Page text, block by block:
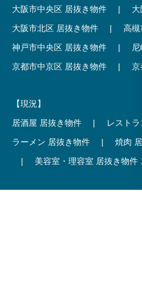
大阪市中央区 居抜き物件
|
大阪市北区 居抜き物件
|
高槻
神戸市中央区 居抜き物件
|
京都市中京区 居抜き物件
| 京
【現況】
居酒屋 居抜き物件
|
レスト
ラーメン 居抜き物件
| 焼肉
|
美容室・理容室 居抜き物件